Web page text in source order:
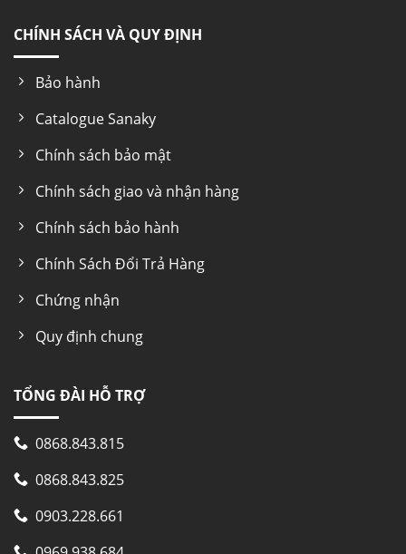
CHÍNH SÁCH VÀ QUY ĐỊNH
Bảo hành
Catalogue Sanaky
Chính sách bảo mật
Chính sách giao và nhận hàng
Chính sách bảo hành
Chính Sách Đổi Trả Hàng
Chứng nhận
Quy định chung
TỔNG ĐÀI HỖ TRỢ
0868.843.815
0868.843.825
0903.228.661